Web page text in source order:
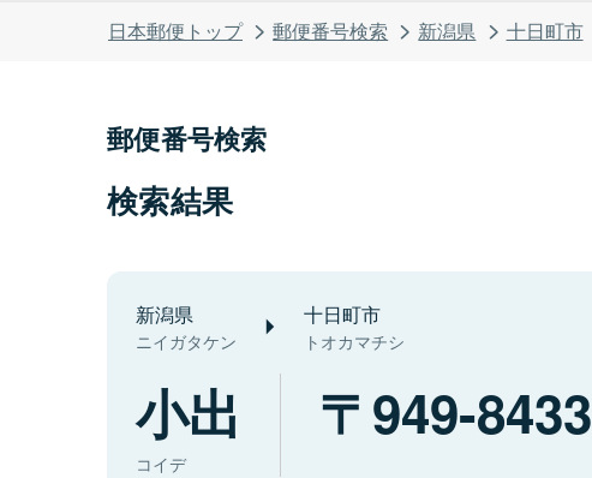
日本郵便トップ 郵便番号検索 新潟県 十日町市
郵便番号検索
検索結果
新潟県
ニイガタケン
十日町市
トオカマチシ
小出
コイデ
949-8433